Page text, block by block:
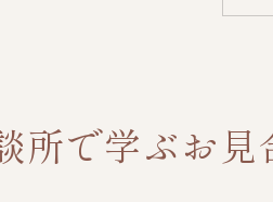
所で学ぶお